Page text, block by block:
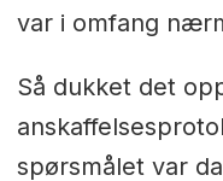
var i omfang
Så dukket det
spørsmålet var